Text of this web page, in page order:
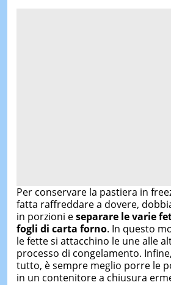
Per conservare la pastiera in
fatta raffreddare a dovere,
in porzioni eseparare le varie
fogli di carta forno. In questo
le fette si attacchino le une alle
processo di congelamento.
tutto, è sempre meglio porre le
in un contenitore a chiusura